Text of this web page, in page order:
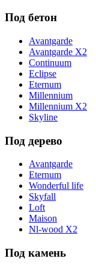
Под бетон
Avantgarde
Avantgarde X2
Continuum
Eclipse
Eternum
Millennium
Millennium X2
Skyline
Под дерево
Avantgarde
Eternum
Wonderful life
Skyfall
Loft
Maison
Nl-wood X2
Под камень